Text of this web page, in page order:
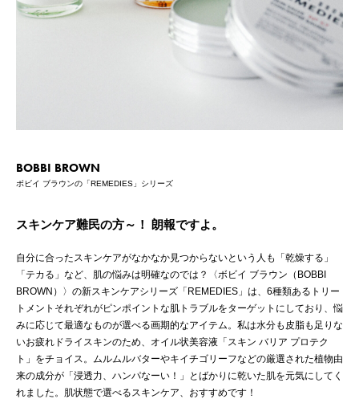
BOBBI BROWN
ボビイ ブラウンの「REMEDIES」シリーズ
スキンケア難民の方～！ 朗報ですよ。
自分に合ったスキンケアがなかなか見つからないという人も「乾燥する」
「テカる」など、肌の悩みは明確なのでは？〈ボビイ ブラウン（BOBBI
BROWN）〉の新スキンケアシリーズ「REMEDIES」は、6種類あるトリー
トメントそれぞれがピンポイントな肌トラブルをターゲットにしており、悩
みに応じて最適なものが選べる画期的なアイテム。私は水分も皮脂も足りな
いお疲れドライスキンのため、オイル状美容液「スキン バリア プロテク
ト」をチョイス。ムルムルバターやキイチゴリーフなどの厳選された植物由
来の成分が「浸透力、ハンパなーい！」とばかりに乾いた肌を元気にしてく
れました。肌状態で選べるスキンケア、おすすめです！